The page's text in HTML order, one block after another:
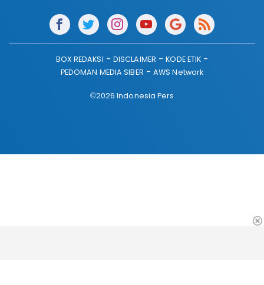
BOX REDAKSI DISCLAIMER
KODE ETIK
PEDOMAN MEDIA SIBER
AWS Network
©2026 Indonesia Pers